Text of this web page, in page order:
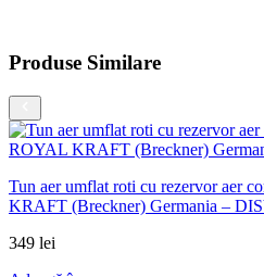
Produse Similare